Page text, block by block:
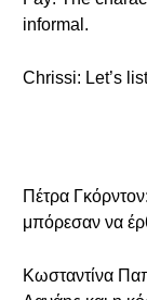
informal.
Chrissi: Let’s
Πέτρα
μπόρεσαν να
Κωσταντίνα